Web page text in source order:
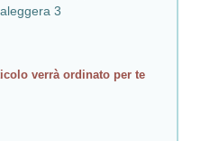
3
verrà ordinato per te